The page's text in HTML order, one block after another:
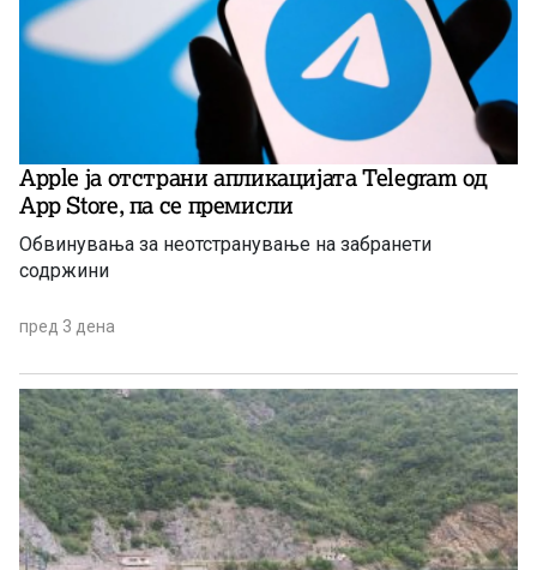
Apple ја отстрани апликацијата Telegram од
App Store, па се премисли
Обвинувања за неотстранување на забранети
содржини
пред 3 дена